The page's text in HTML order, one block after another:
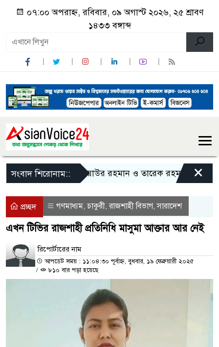
০৭:০০ অপরাহ্ন, রবিবার, ০৯ অগাস্ট ২০২৬, ২৫ শ্রাবণ
১৪৩৩ বঙ্গাব্দ
সংবাদ শিরোনাম::জিয়াউর রহমান ও তারেক রহমানকে নিয়ে
×
প্রচ্ছদ গণমাধ্যম, চাকুরী,রাজশাহী বিভাগ,সারাদেশ
এখন টিভির রাজশাহী প্রতিনিধি মাসুমা আক্তার আর নেই
রিপোর্টারের নাম
আপডেট সময় : ১১:০৪:৩০ পূর্বাহ্ন, বুধবার, ১৯ ফেব্রুয়ারী ২০২৫
/
৮১০ বার পড়া হয়েছে